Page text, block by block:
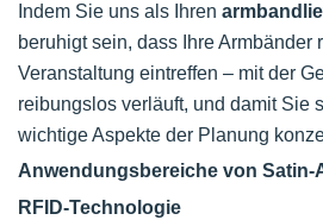
Indem Sie uns als Ihren
beruhigt sein, dass Ihre Armbänder
Veranstaltung eintreffen – mit der
reibungslos verläuft, und damit Sie
wichtige Aspekte der Planung
Anwendungsbereiche von Satin-
RFID-Technologie